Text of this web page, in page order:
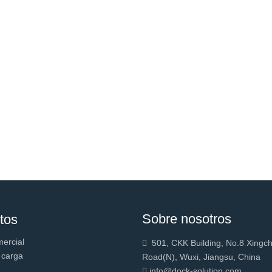
Sobre nosotros
 501, CKK Building, No.8
Road(N), Wuxi, Jiangsu, China